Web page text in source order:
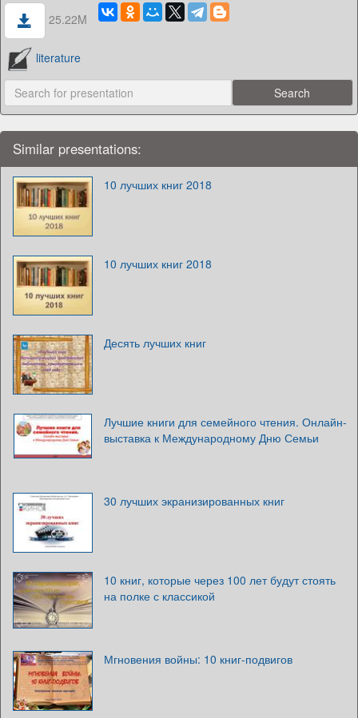
25.22M
literature
Similar presentations:
10 лучших книг 2018
10 лучших книг 2018
Десять лучших книг
Лучшие книги для семейного чтения. Онлайн-
выставка к Международному Дню Семьи
30 лучших экранизированных книг
10 книг, которые через 100 лет будут стоять
на полке с классикой
Мгновения войны: 10 книг-подвигов